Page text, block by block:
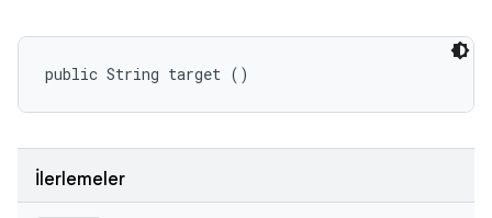
public String target ()
İlerlemeler